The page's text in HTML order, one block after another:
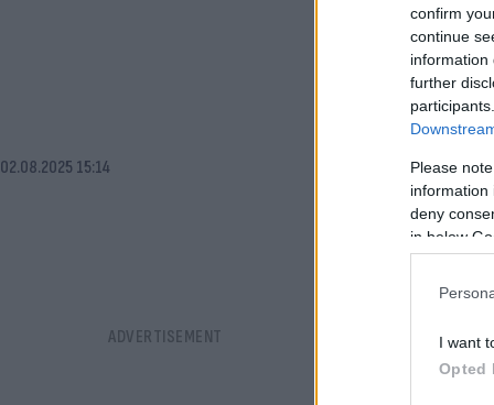
confirm
continue
information
further
Please
information
deny
in below
I want
Opted
02.08.2025 15:14